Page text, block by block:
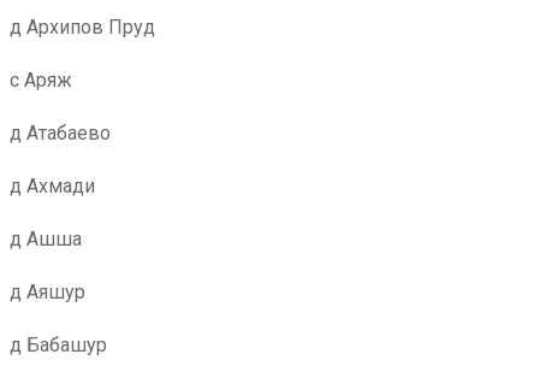
д Архипов Пруд
с Аряж
д Атабаево
д Ахмади
д Ашша
д Аяшур
д Бабашур